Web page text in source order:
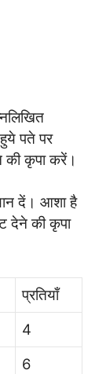
पते पर
की कृपा करें।
दें। आशा है
देने की कृपा
प्रतियाँ
4
6